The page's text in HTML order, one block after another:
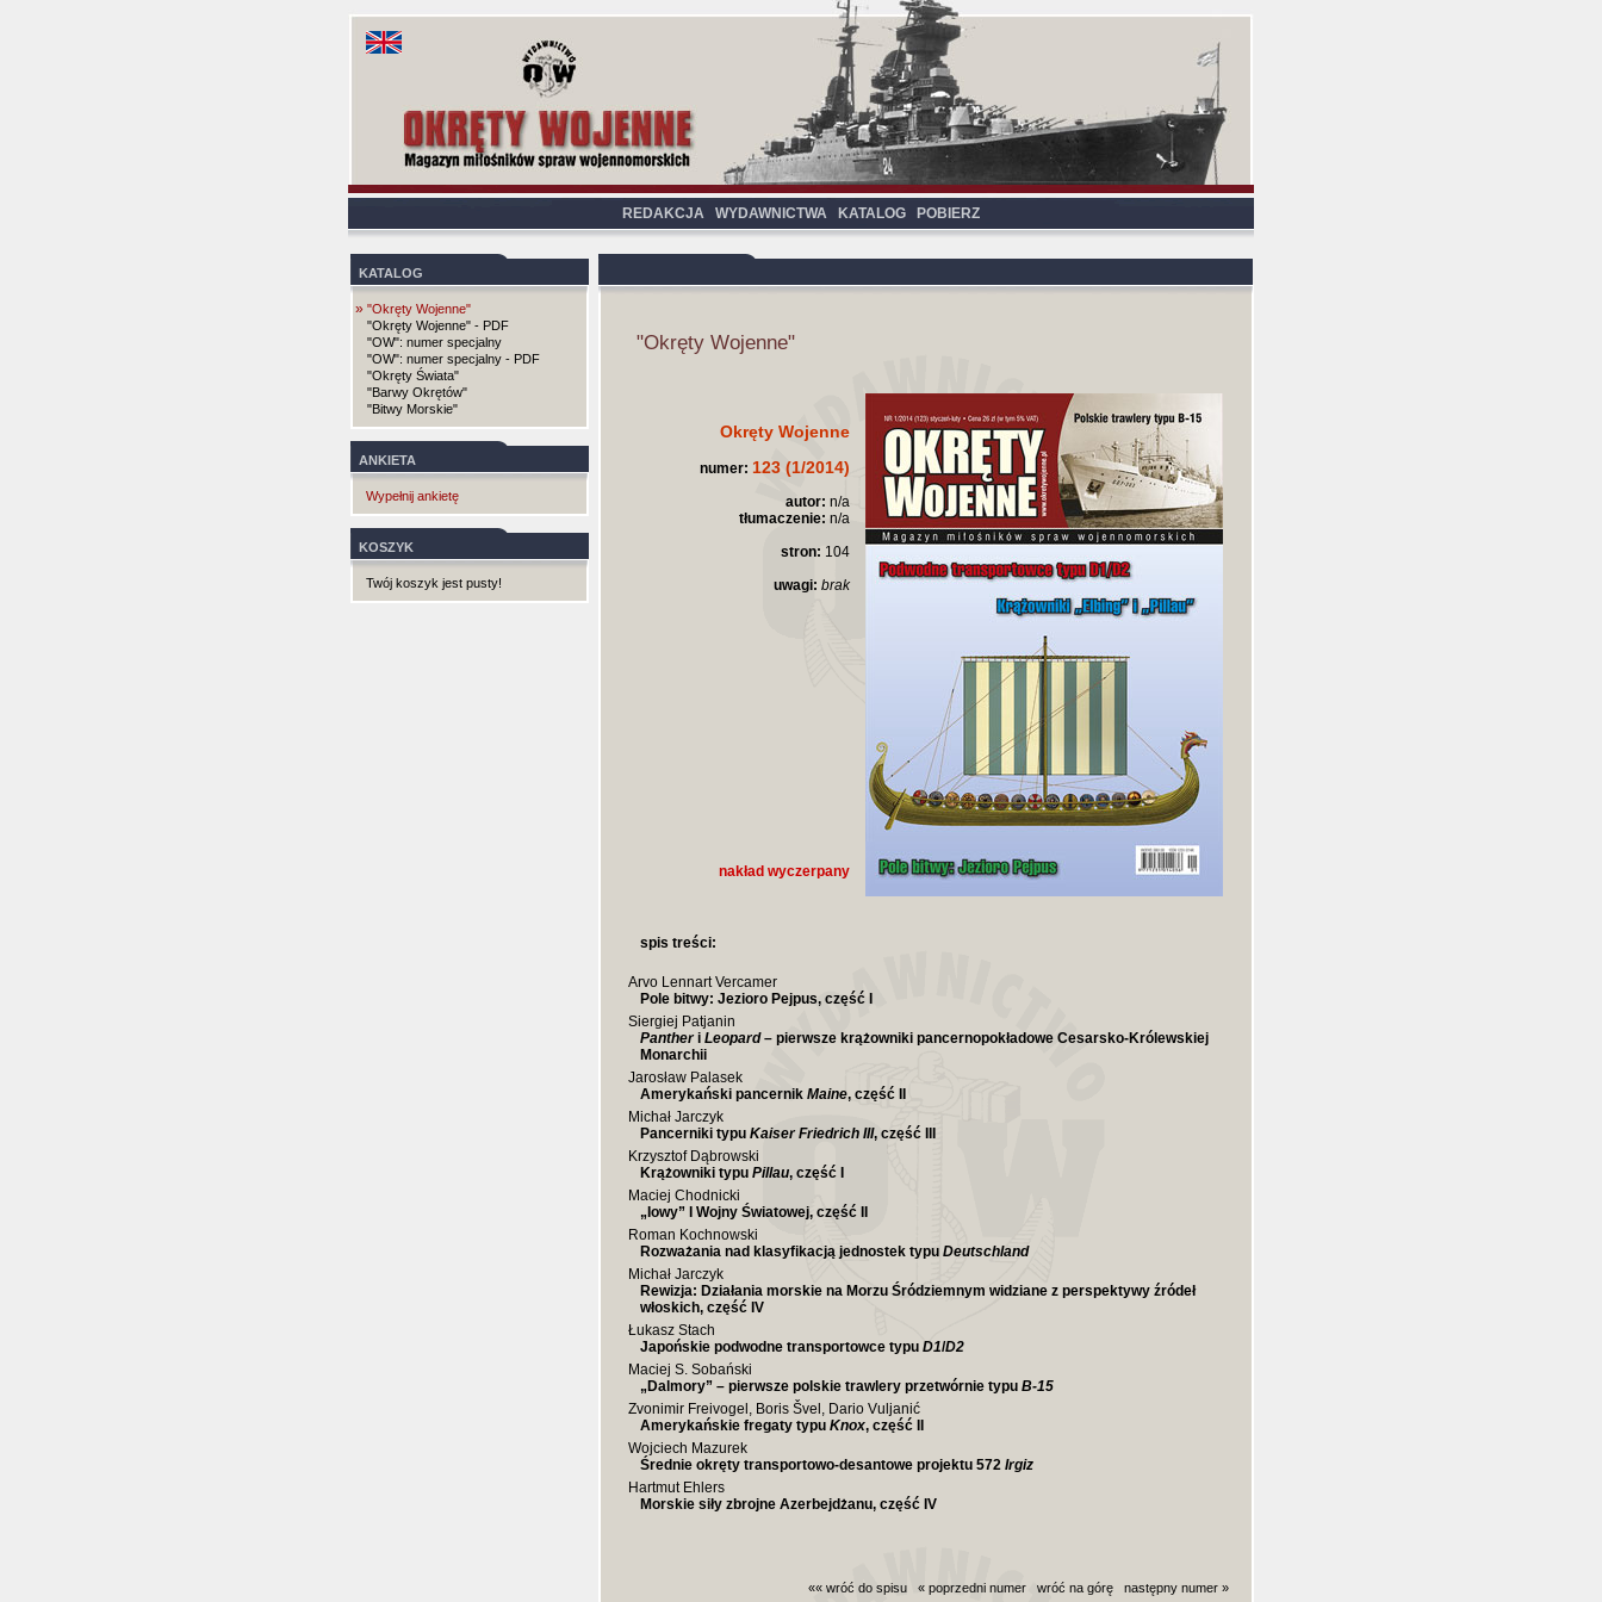
REDAKCJA WYDAWNICTWA KATALOG POBIERZ
KATALOG
» "Okręty Wojenne"
"Okręty Wojenne" - PDF
"OW": numer specjalny
"OW": numer specjalny - PDF
"Okręty Świata"
"Barwy Okrętów"
"Bitwy Morskie"
ANKIETA
Wypełnij ankietę
KOSZYK
Twój koszyk jest pusty!
"Okręty Wojenne"
Okręty Wojenne
numer: 123 (1/2014)
autor: n/a
tłumaczenie: n/a
stron: 104
uwagi: brak
nakład wyczerpany
spis treści:
Arvo Lennart Vercamer
Pole bitwy: Jezioro Pejpus, część I
Siergiej Patjanin
Pantheri Leopard– pierwsze krążowniki pancernopokładowe Cesarsko-Królewskiej
Monarchii
Jarosław Palasek
Amerykański pancernik Maine, część II
Michał Jarczyk
Pancerniki typu Kaiser Friedrich III, część III
Krzysztof Dąbrowski
Krążowniki typu Pillau, część I
Maciej Chodnicki
„Iowy” I Wojny Światowej, część II
Roman Kochnowski
Rozważania nad klasyfikacją jednostek typu Deutschland
Michał Jarczyk
Rewizja: Działania morskie na Morzu Śródziemnym widziane z perspektywy źródeł
włoskich, część IV
Łukasz Stach
Japońskie podwodne transportowce typu D1/D2
Maciej S. Sobański
„Dalmory” – pierwsze polskie trawlery przetwórnie typu B-15
Zvonimir Freivogel, Boris Švel, Dario Vuljanić
Amerykańskie fregaty typu Knox, część II
Wojciech Mazurek
Średnie okręty transportowo-desantowe projektu 572 Irgiz
Hartmut Ehlers
Morskie siły zbrojne Azerbejdżanu, część IV
«« wróć do spisu « poprzedni numer wróć na górę następny numer »